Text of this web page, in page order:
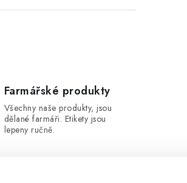
Farmářské produkty
Všechny naše produkty, jsou
dělané farmáři. Etikety jsou
lepeny ručně.